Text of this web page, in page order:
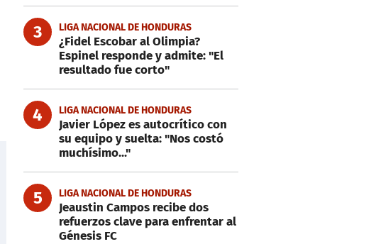
3 LIGA NACIONAL DE HONDURAS
¿Fidel Escobar al Olimpia?
Espinel responde y admite: "El
resultado fue corto"
4 LIGA NACIONAL DE HONDURAS
Javier López es autocrítico con
su equipo y suelta: "Nos costó
muchísimo..."
5 LIGA NACIONAL DE HONDURAS
Jeaustin Campos recibe dos
refuerzos clave para enfrentar al
Génesis FC